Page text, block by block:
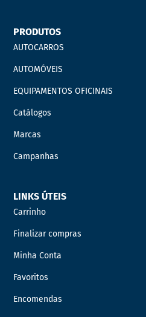
PRODUTOS
AUTOCARROS
AUTOMÓVEIS
EQUIPAMENTOS OFICINAIS
Catálogos
Marcas
Campanhas
LINKS ÚTEIS
Carrinho
Finalizar compras
Minha Conta
Favoritos
Encomendas